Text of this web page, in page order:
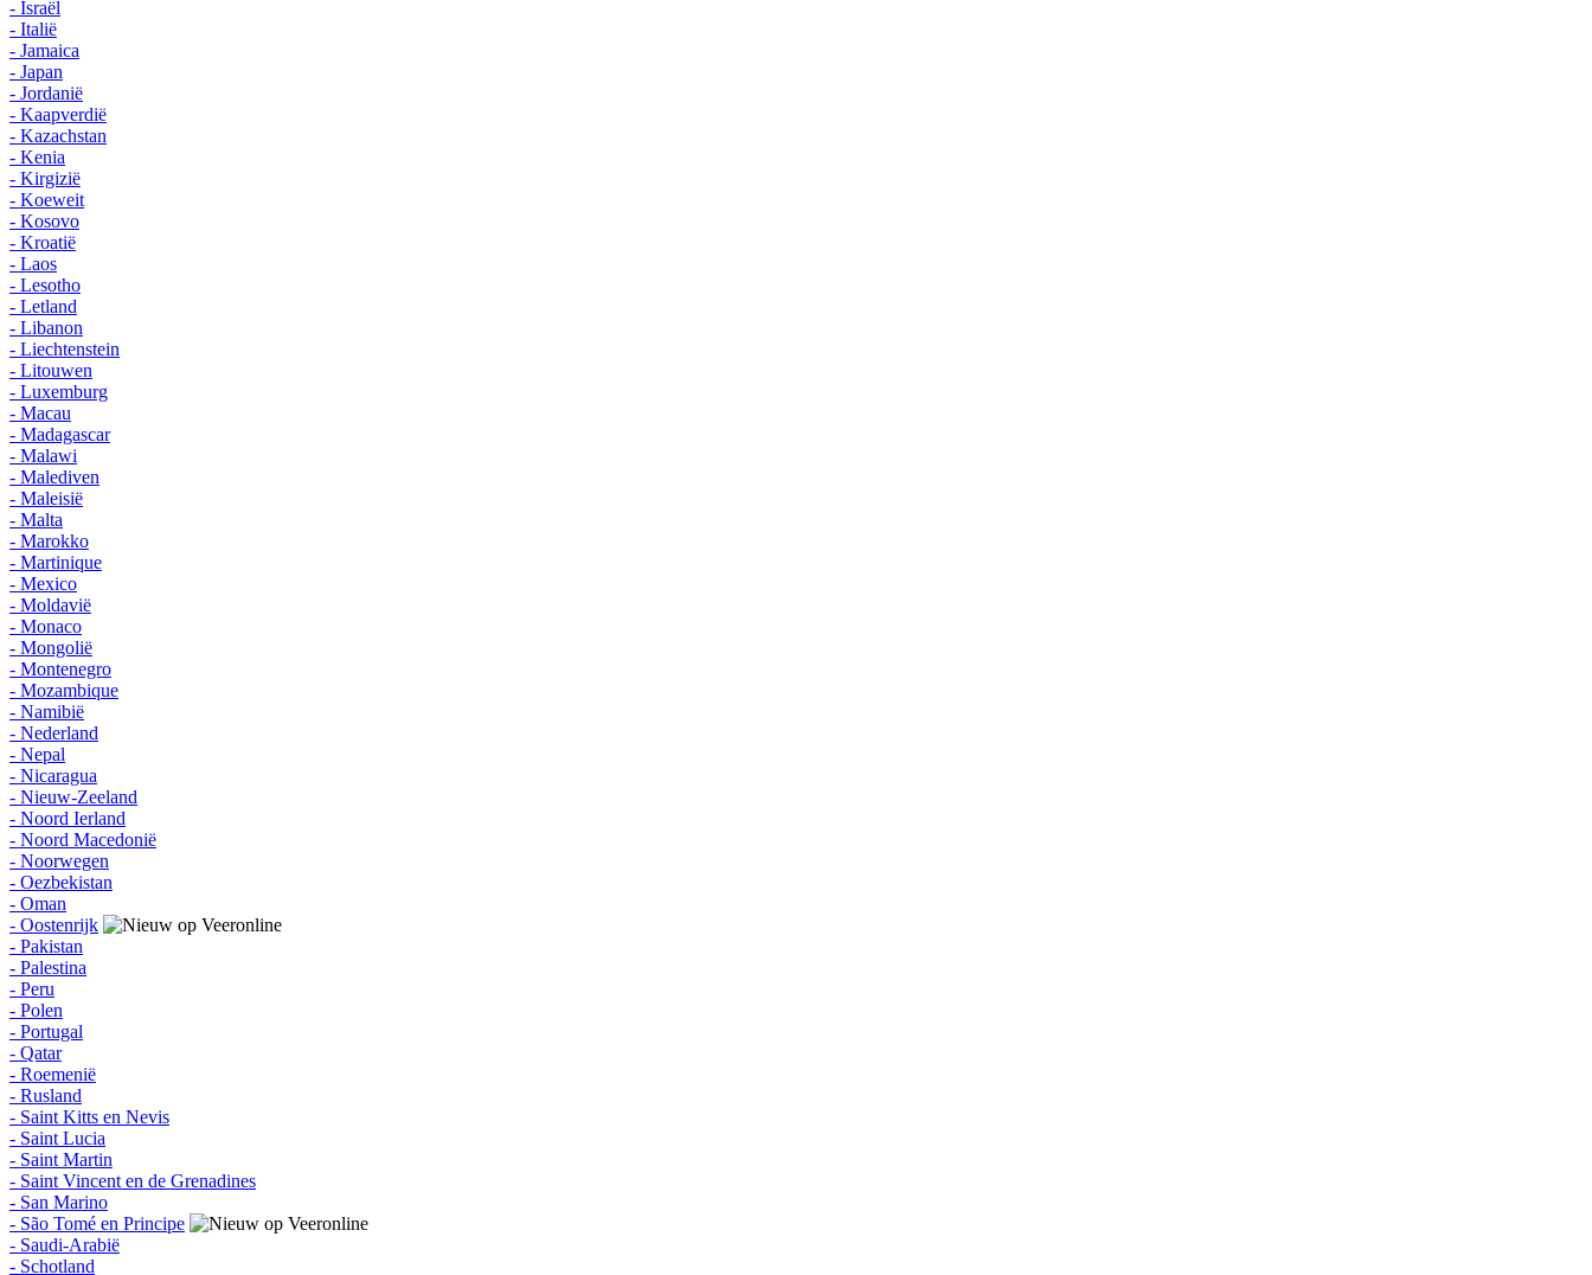
- Israël
- Italië
- Jamaica
- Japan
- Jordanië
- Kaapverdië
- Kazachstan
- Kenia
- Kirgizië
- Koeweit
- Kosovo
- Kroatië
- Laos
- Lesotho
- Letland
- Libanon
- Liechtenstein
- Litouwen
- Luxemburg
- Macau
- Madagascar
- Malawi
- Malediven
- Maleisië
- Malta
- Marokko
- Martinique
- Mexico
- Moldavië
- Monaco
- Mongolië
- Montenegro
- Mozambique
- Namibië
- Nederland
- Nepal
- Nicaragua
- Nieuw-Zeeland
- Noord Ierland
- Noord Macedonië
- Noorwegen
- Oezbekistan
- Oman
- Oostenrijk
- Pakistan
- Palestina
- Peru
- Polen
- Portugal
- Qatar
- Roemenië
- Rusland
- Saint Kitts en Nevis
- Saint Lucia
- Saint Martin
- Saint Vincent en de Grenadines
- San Marino
- São Tomé en Principe
- Saudi-Arabië
- Schotland